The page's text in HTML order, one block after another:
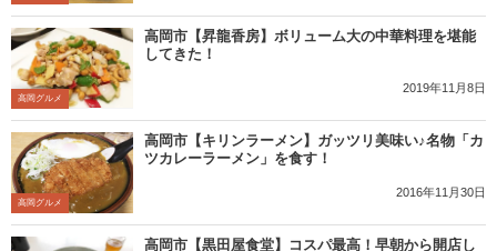
高岡グルメ
高岡市【昇龍香房】ボリューム大の中華料理を堪能
してきた！
2019年11月8日
高岡グルメ
高岡市【キリンラーメン】ガッツリ美味い♪名物「カ
ツカレーラーメン」を食す！
2016年11月30日
高岡市【黒田屋食堂】コスパ最高！早朝から開店し